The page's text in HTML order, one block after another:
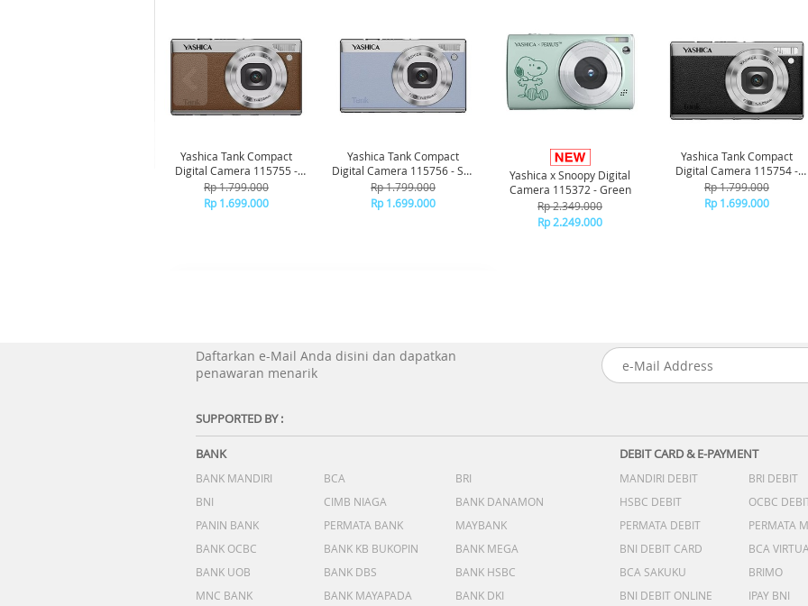
Yashica Tank Compact
Digital Camera 115755 -
Brown
Rp 1.799.000
Rp 1.699.000
Yashica Tank Compact
Digital Camera 115756 - Sky
Blue
Rp 1.799.000
Rp 1.699.000
Yashica x Snoopy Digital
Camera 115372 - Green
Rp 2.349.000
Rp 2.249.000
Yashica Tank Compact
Digital Camera 115754 -
Black
Rp 1.799.000
Rp 1.699.000
Daftarkan e-Mail Anda disini dan dapatkan
penawaran menarik
SUPPORTED BY :
BANK
BANK MANDIRI BCA
BRI
BNI
CIMB NIAGA
BANK DANAMON
PANIN BANK
PERMATA BANK
MAYBANK
BANK OCBC
BANK KB BUKOPIN
BANK MEGA
BANK UOB
BANK DBS
BANK HSBC
MNC BANK
BANK MAYAPADA BANK DKI
DEBIT CARD & E-PAYMENT
MANDIRI DEBIT BRI DEBIT
HSBC DEBIT
OCBC
PERMATA DEBIT
PERMATA
BNI DEBIT CARD
BCA
BCA SAKUKU
BRIMO
BNI DEBIT ONLINE
IPAY BNI